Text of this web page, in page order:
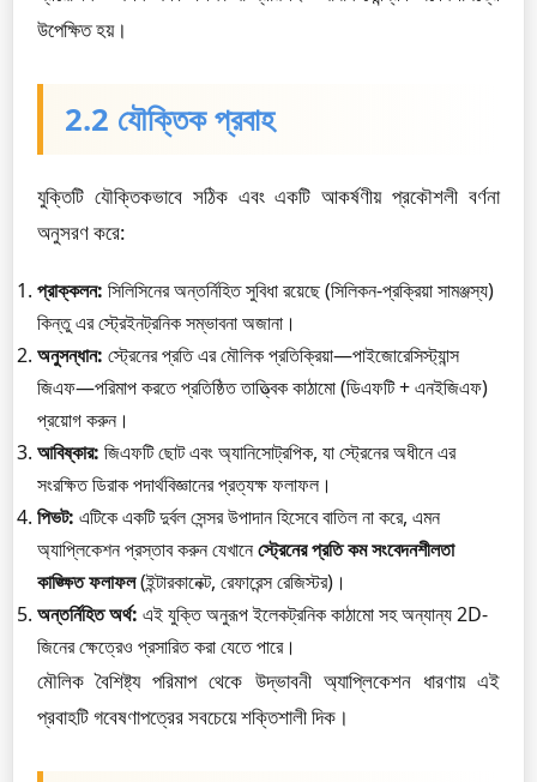
উপেক্ষিত হয়।
2.2 যৌক্তিক প্রবাহ
যুক্তিটি যৌক্তিকভাবে সঠিক এবং একটি আকর্ষণীয় প্রকৌশলী বর্ণনা
অনুসরণ করে:
প্রাক্কলন: সিলিসিনের অন্তর্নিহিত সুবিধা রয়েছে (সিলিকন-প্রক্রিয়া সামঞ্জস্য)
কিন্তু এর স্ট্রেইনট্রনিক সম্ভাবনা অজানা।
অনুসন্ধান: স্ট্রেনের প্রতি এর মৌলিক প্রতিক্রিয়া—পাইজোরেসিস্ট্যান্স
জিএফ—পরিমাপ করতে প্রতিষ্ঠিত তাত্ত্বিক কাঠামো (ডিএফটি + এনইজিএফ)
প্রয়োগ করুন।
আবিষ্কার: জিএফটি ছোট এবং অ্যানিসোট্রপিক, যা স্ট্রেনের অধীনে এর
সংরক্ষিত ডিরাক পদার্থবিজ্ঞানের প্রত্যক্ষ ফলাফল।
পিভট: এটিকে একটি দুর্বল সেন্সর উপাদান হিসেবে বাতিল না করে, এমন
অ্যাপ্লিকেশন প্রস্তাব করুন যেখানেস্ট্রেনের প্রতি কম সংবেদনশীলতা
কাঙ্ক্ষিত ফলাফল(ইন্টারকানেক্ট, রেফারেন্স রেজিস্টর)।
অন্তর্নিহিত অর্থ: এই যুক্তি অনুরূপ ইলেকট্রনিক কাঠামো সহ অন্যান্য 2D-
জিনের ক্ষেত্রেও প্রসারিত করা যেতে পারে।
মৌলিক বৈশিষ্ট্য পরিমাপ থেকে উদ্ভাবনী অ্যাপ্লিকেশন ধারণায় এই
প্রবাহটি গবেষণাপত্রের সবচেয়ে শক্তিশালী দিক।